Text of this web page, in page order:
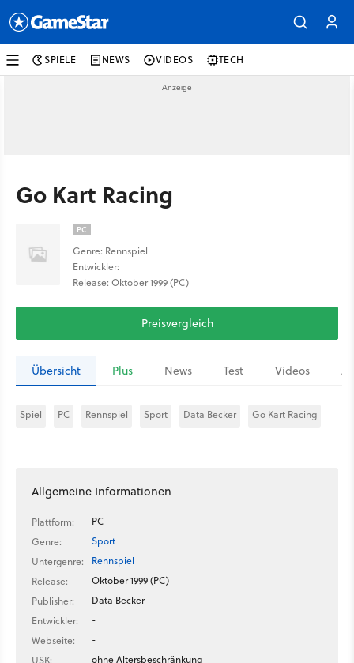
SPIELE NEWS VIDEOS TECH
Go Kart Racing
PC
Genre: Rennspiel
Entwickler:
Release: Oktober 1999 (PC)
Preisvergleich
Übersicht Plus News Test Videos
Spiel PC Rennspiel Sport Data Becker Go Kart Racing
Allgemeine Informationen
Plattform:
PC
Genre:
Sport
Untergenre:
Rennspiel
Release:
Oktober 1999 (PC)
Publisher:
Data Becker
Entwickler:
-
Webseite:
-
USK:
ohne Altersbeschränkung